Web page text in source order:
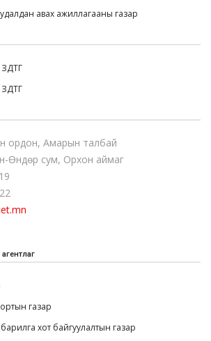
авах ажиллагааны газар
ЗДТГ
ордон, Амарын талбай
Өндөр сум, Орхон аймаг
газар
хот байгуулалтын газар